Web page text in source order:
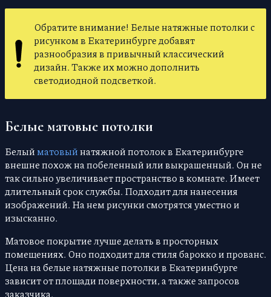
Обратите внимание! Белые натяжные потолки с
рисунком в Екатеринбурге добавят
разнообразия в привычный классический
дизайн. Также их можно дополнить
светодиодной подсветкой.
Белые матовые потолки
Белыйматовыйнатяжной потолок в Екатеринбурге
внешне похож на побеленный или выкрашенный. Он не
так сильно увеличивает пространство в комнате. Имеет
длительный срок службы. Подходит для нанесения
изображений. На нем рисунки смотрятся уместно и
изысканно.
Матовое покрытие лучше делать в просторных
помещениях. Оно подходит для стиля барокко и прованс.
Цена на белые натяжные потолки в Екатеринбурге
зависит от площади поверхности, а также запросов
заказчика.